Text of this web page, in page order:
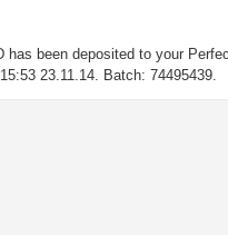
has been deposited to your
23.11.14. Batch: 74495439.